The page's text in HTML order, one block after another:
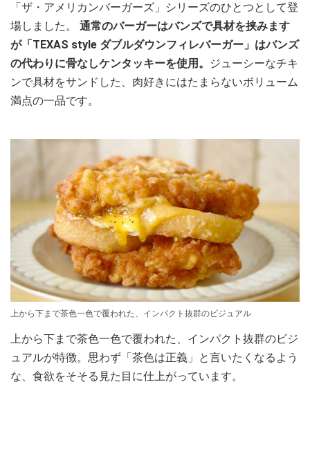
「ザ・アメリカンバーガーズ」シリーズのひとつとして登
場しました。 通常のバーガーはバンズで具材を挟みます
が「TEXAS style ダブルダウンフィレバーガー」はバンズ
の代わりに骨なしケンタッキーを使用。
ジューシーなチキ
ンで具材をサンドした、肉好きにはたまらないボリューム
満点の一品です。
上から下まで茶色一色で覆われた、インパクト抜群のビジュアル
上から下まで茶色一色で覆われた、インパクト抜群のビジ
ュアルが特徴。思わず「茶色は正義」と言いたくなるよう
な、食欲をそそる見た目に仕上がっています。